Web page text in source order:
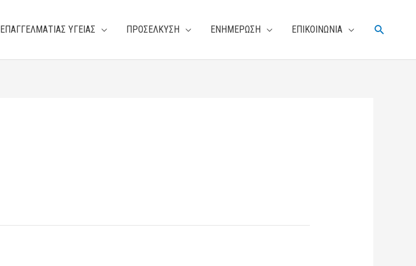
ΕΠΑΓΓΕΛΜΑΤΙΑΣ ΥΓΕΙΑΣ ΠΡΟΣΕΛΚΥΣΗ ΕΝΗΜΕΡΩΣΗ ΕΠΙΚΟΙΝΩΝΙΑ